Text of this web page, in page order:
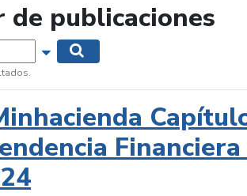
de publicaciones
Mostrar opciones de búsqueda